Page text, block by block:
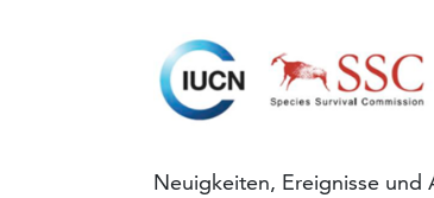
Neuigkeiten, Ereignisse